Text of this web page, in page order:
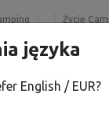
Życie
języka
English / EUR?